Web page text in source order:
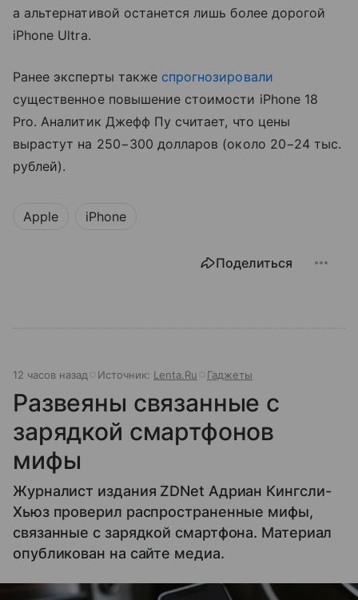
а альтернативой останется лишь более дорогой
iPhone Ultra.
Ранее эксперты также спрогнозировали
существенное повышение стоимости iPhone 18
Pro. Аналитик Джефф Пу считает, что цены
вырастут на 250−300 долларов (около 20−24 тыс.
рублей).
Apple iPhone
Поделиться
12 часов назад Источник: Lenta.Ru Гаджеты
Развеяны связанные с
зарядкой смартфонов
мифы
Журналист издания ZDNet Адриан Кингсли-
Хьюз проверил распространенные мифы,
связанные с зарядкой смартфона. Материал
опубликован на сайте медиа.